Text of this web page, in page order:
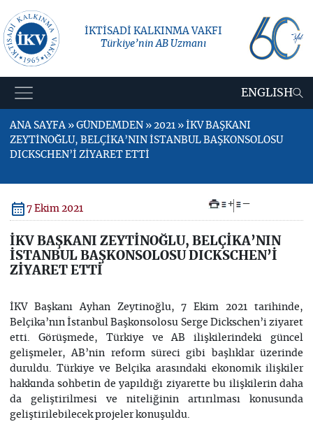
İKTİSADİ KALKINMA VAKFI
Türkiye’nin AB Uzmanı
ENGLISH
ANA SAYFA » GÜNDEMDEN » 2021 » İKV BAŞKANI
ZEYTİNOĞLU, BELÇİKA’NIN İSTANBUL BAŞKONSOLOSU
DICKSCHEN’İ ZİYARET ETTİ
7 Ekim 2021 + –
İKV BAŞKANI ZEYTİNOĞLU, BELÇİKA’NIN
İSTANBUL BAŞKONSOLOSU DICKSCHEN’İ
ZİYARET ETTİ
İKV Başkanı Ayhan Zeytinoğlu, 7 Ekim 2021 tarihinde,
Belçika’nın İstanbul Başkonsolosu Serge Dickschen’i ziyaret
etti. Görüşmede, Türkiye ve AB ilişkilerindeki güncel
gelişmeler, AB’nin reform süreci gibi başlıklar üzerinde
duruldu. Türkiye ve Belçika arasındaki ekonomik ilişkiler
hakkında sohbetin de yapıldığı ziyarette bu ilişkilerin daha
da geliştirilmesi ve niteliğinin artırılması konusunda
geliştirilebilecek projeler konuşuldu.